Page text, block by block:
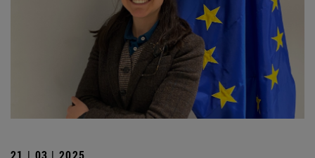
21 | 03 | 2025